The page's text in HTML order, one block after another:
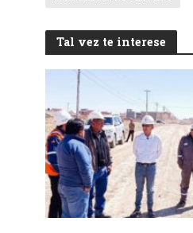
Tal vez te interese